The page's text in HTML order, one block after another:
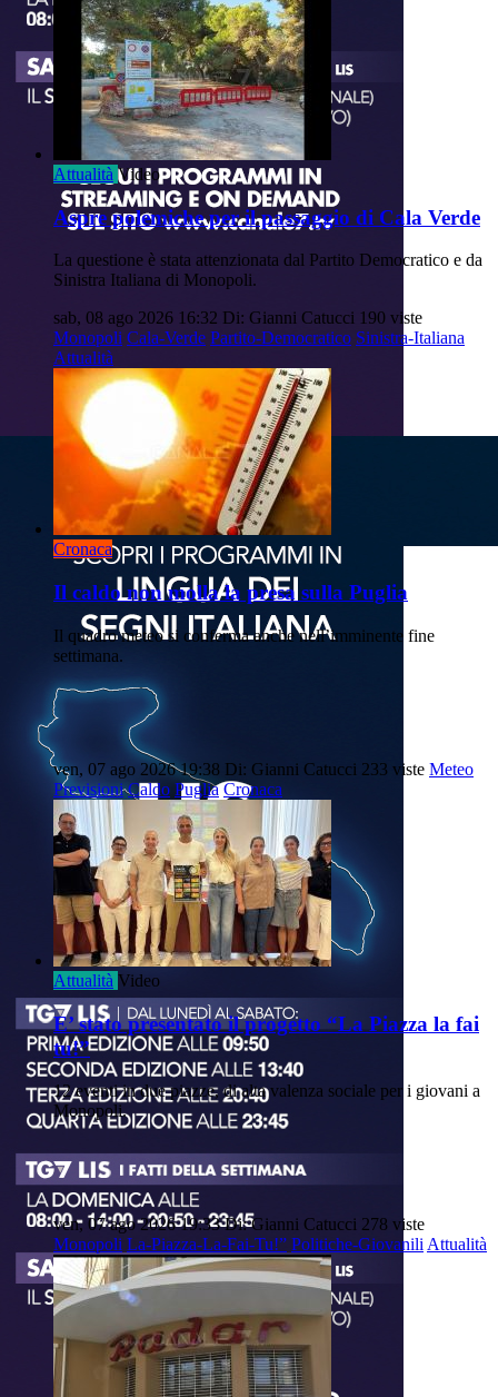
Attualità Video
Aspre polemiche per il passaggio di Cala Verde
La questione è stata attenzionata dal Partito Democratico e da
Sinistra Italiana di Monopoli.
sab, 08 ago 2026 16:32 Di: Gianni Catucci 190 viste
Monopoli Cala-Verde Partito-Democratico Sinistra-Italiana
Attualità
Cronaca
Il caldo non molla la presa sulla Puglia
Il quadro meteo si conferma anche nell’imminente fine
settimana.
ven, 07 ago 2026 19:38 Di: Gianni Catucci 233 viste Meteo
Previsioni Caldo Puglia Cronaca
Attualità Video
E’ stato presentato il progetto “La Piazza la fai
tu!”
12 eventi in due piazze, di alta valenza sociale per i giovani a
Monopoli.
ven, 07 ago 2026 19:33 Di: Gianni Catucci 278 viste
Monopoli La-Piazza-La-Fai-Tu!” Politiche-Giovanili Attualità